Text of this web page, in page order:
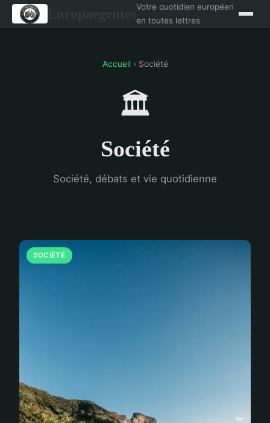
Votre quotidien européen
en toutes lettres
Accueil› Société
🏛️
Société
Société, débats et vie quotidienne
SOCIÉTÉ